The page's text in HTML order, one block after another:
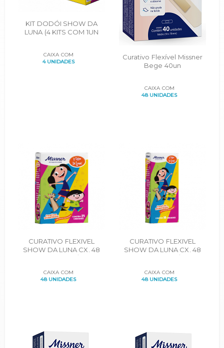
KIT DODÓI SHOW DA
LUNA (4 KITS COM 1UN
1UN CURATIVO LÍQUIDO
CAIXA COM
4 UNIDADES
Curativo Flexível Missner
Bege 40un
CAIXA COM
48 UNIDADES
CURATIVO FLEXIVEL
SHOW DA LUNA CX. 48
CAIXA COM
48 UNIDADES
CURATIVO FLEXIVEL
SHOW DA LUNA CX. 48
CAIXA COM
48 UNIDADES